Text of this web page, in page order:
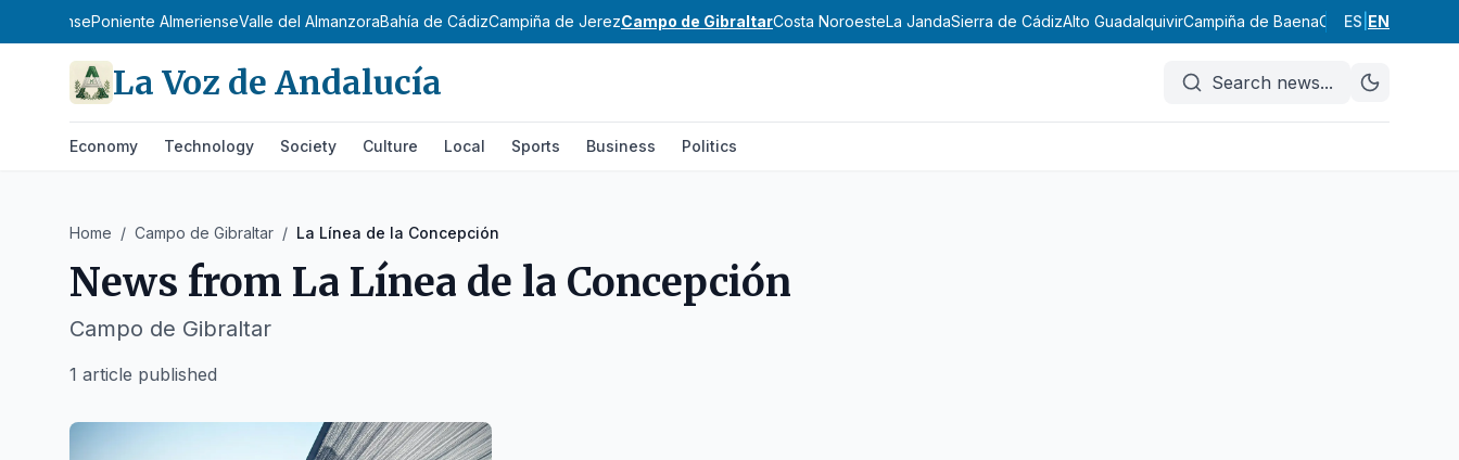
AlmeriensePoniente AlmerienseValle del AlmanzoraBahía de CádizCampiña de JerezCampo de GibraltarCosta NoroesteLa JandaSierra de CádizAlto GuadalquivirCampiña de BaenaCampiña Sur
ES EN
La Voz de Andalucía Search news...
Economy Technology Society Culture Local Sports Business Politics
Home / Campo de Gibraltar / La Línea de la Concepción
News from La Línea de la Concepción
Campo de Gibraltar
1 article published